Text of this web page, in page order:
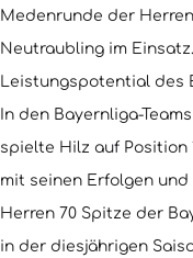
Medenrunde der
Neutraubling im
Leistungspotential des
In den Bayernliga-
spielte Hilz auf Position
mit seinen Erfolgen und
Herren 70 Spitze der
in der diesjährigen